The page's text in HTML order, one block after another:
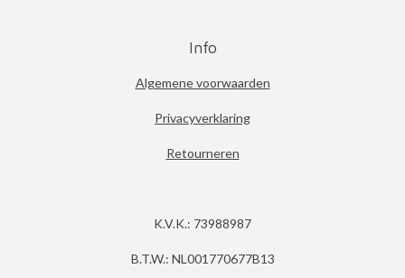
Info
Algemene voorwaarden
Privacyverklaring
Retourneren
K.V.K.: 73988987
B.T.W.: NL001770677B13